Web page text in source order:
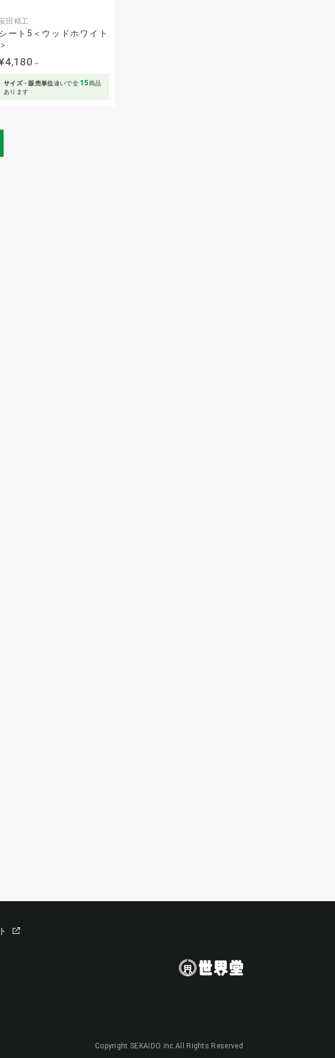
田精工
シート5＜ウッドホワイト
＞
～
サイズ・販売単位違いで全 15商品
あります
Copyright SEKAIDO inc.All Rights Reserved